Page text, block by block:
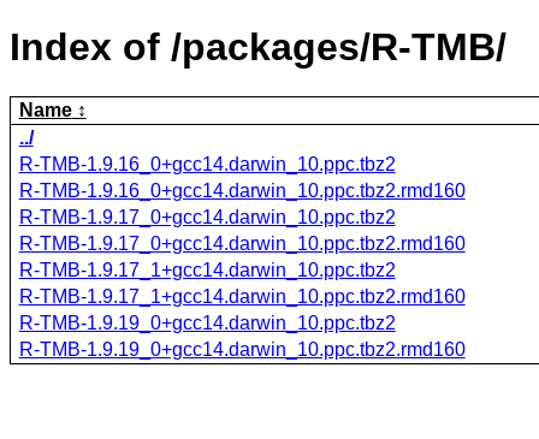
Index of /packages/R-TMB/
Name
../
R-TMB-1.9.16_0+gcc14.darwin_10.ppc.tbz2
R-TMB-1.9.16_0+gcc14.darwin_10.ppc.tbz2.rmd160
R-TMB-1.9.17_0+gcc14.darwin_10.ppc.tbz2
R-TMB-1.9.17_0+gcc14.darwin_10.ppc.tbz2.rmd160
R-TMB-1.9.17_1+gcc14.darwin_10.ppc.tbz2
R-TMB-1.9.17_1+gcc14.darwin_10.ppc.tbz2.rmd160
R-TMB-1.9.19_0+gcc14.darwin_10.ppc.tbz2
R-TMB-1.9.19_0+gcc14.darwin_10.ppc.tbz2.rmd160